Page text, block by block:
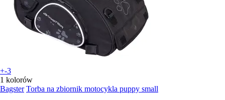
+-3
1 kolorów
Bagster Torba na zbiornik motocykla puppy small